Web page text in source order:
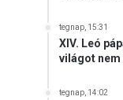
tegnap, 15:31
XIV. Leó
világot nem
tegnap, 14:02